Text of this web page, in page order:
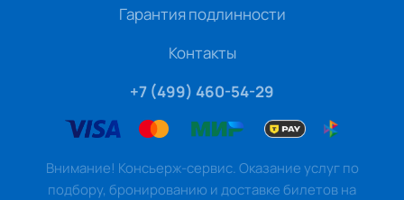
Гарантия подлинности
Контакты
+7 (499) 460-54-29
Внимание! Консьерж-сервис. Оказание услуг по
подбору, бронированию и доставке билетов на